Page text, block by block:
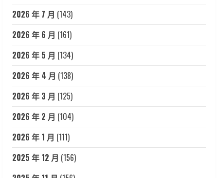
2026 年 7 月 (143)
2026 年 6 月 (161)
2026 年 5 月 (134)
2026 年 4 月 (138)
2026 年 3 月 (125)
2026 年 2 月 (104)
2026 年 1 月 (111)
2025 年 12 月 (156)